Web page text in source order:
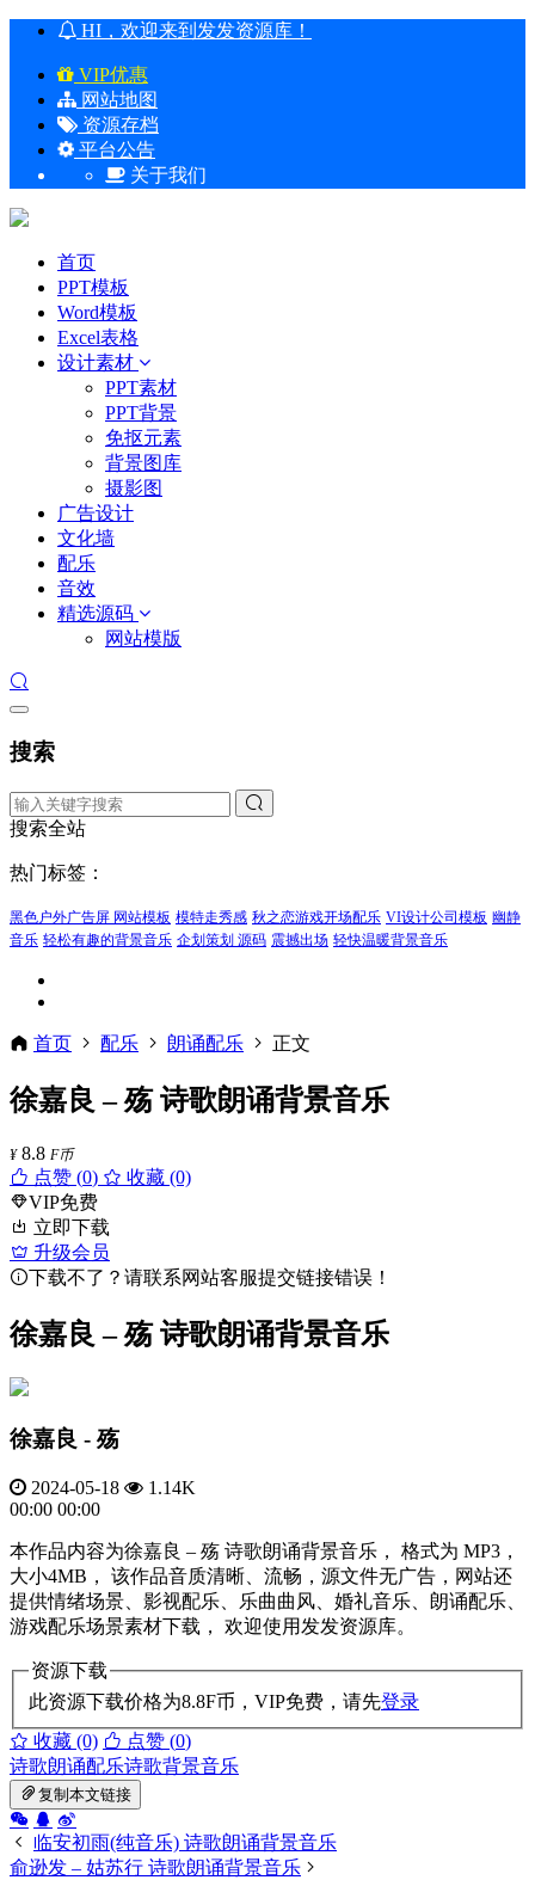
HI，欢迎来到发发资源库！
VIP优惠
网站地图
资源存档
平台公告
关于我们
首页
PPT模板
Word模板
Excel表格
设计素材
PPT素材
PPT背景
免抠元素
背景图库
摄影图
广告设计
文化墙
配乐
音效
精选源码
网站模版
搜索
搜索全站
热门标签：
黑色户外广告屏 网站模板 模特走秀感 秋之恋游戏开场配乐 VI设计公司模板 幽静
音乐 轻松有趣的背景音乐 企划策划 源码 震撼出场 轻快温暖背景音乐
首页 配乐 朗诵配乐 正文
徐嘉良 – 殇 诗歌朗诵背景音乐
¥ 8.8 F币
点赞 (0)
收藏 (0)
VIP免费
立即下载
升级会员
下载不了？请联系网站客服提交链接错误！
徐嘉良 – 殇 诗歌朗诵背景音乐
徐嘉良 - 殇
2024-05-18
1.14K
00:00 00:00
本作品内容为徐嘉良 – 殇 诗歌朗诵背景音乐， 格式为 MP3，
大小4MB， 该作品音质清晰、流畅，源文件无广告，网站还
提供情绪场景、影视配乐、乐曲曲风、婚礼音乐、朗诵配乐、
游戏配乐场景素材下载， 欢迎使用发发资源库。
资源下载
此资源下载价格为8.8F币，VIP免费，请先登录
收藏 (0)
点赞 (0)
诗歌朗诵配乐诗歌背景音乐
复制本文链接
临安初雨(纯音乐) 诗歌朗诵背景音乐
俞逊发 – 姑苏行 诗歌朗诵背景音乐